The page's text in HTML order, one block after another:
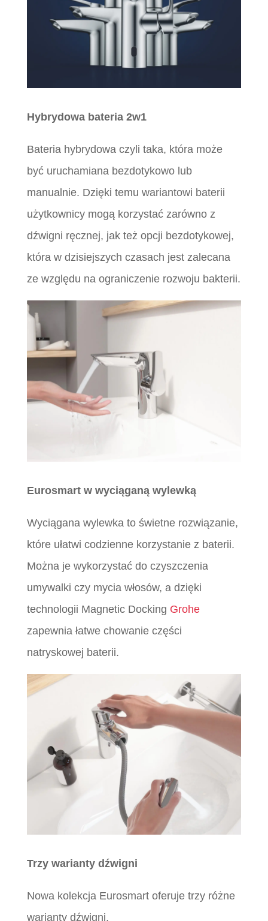
Hybrydowa bateria 2w1
Bateria hybrydowa czyli taka, która może
być uruchamiana bezdotykowo lub
manualnie. Dzięki temu wariantowi baterii
użytkownicy mogą korzystać zarówno z
dźwigni ręcznej, jak też opcji bezdotykowej,
która w dzisiejszych czasach jest zalecana
ze względu na ograniczenie rozwoju bakterii.
Eurosmart w wyciąganą wylewką
Wyciągana wylewka to świetne rozwiązanie,
które ułatwi codzienne korzystanie z baterii.
Można je wykorzystać do czyszczenia
umywalki czy mycia włosów, a dzięki
technologii Magnetic Docking Grohe
zapewnia łatwe chowanie części
natryskowej baterii.
Trzy warianty dźwigni
Nowa kolekcja Eurosmart oferuje trzy różne
warianty dźwigni.